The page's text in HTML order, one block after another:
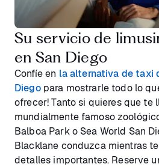
Su servicio de
en San Diego
Confíe en la alternativa de taxi
Diegopara mostrarle todo lo
ofrecer! Tanto si quieres que te
mundialmente famoso
Balboa Park o Sea World San
Blacklane conduzca mientras
detalles importantes. Reserve